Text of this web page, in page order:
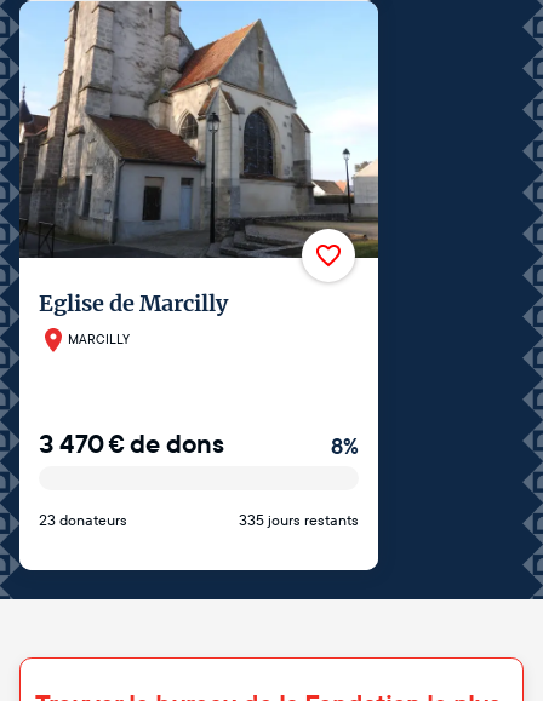
Eglise de Marcilly
MARCILLY
3 470€de dons 8%
23 donateurs 335 jours restants